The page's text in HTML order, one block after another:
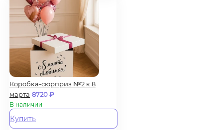
Коробка-сюрприз №2 к 8
марта 8720₽
В наличии
Купить